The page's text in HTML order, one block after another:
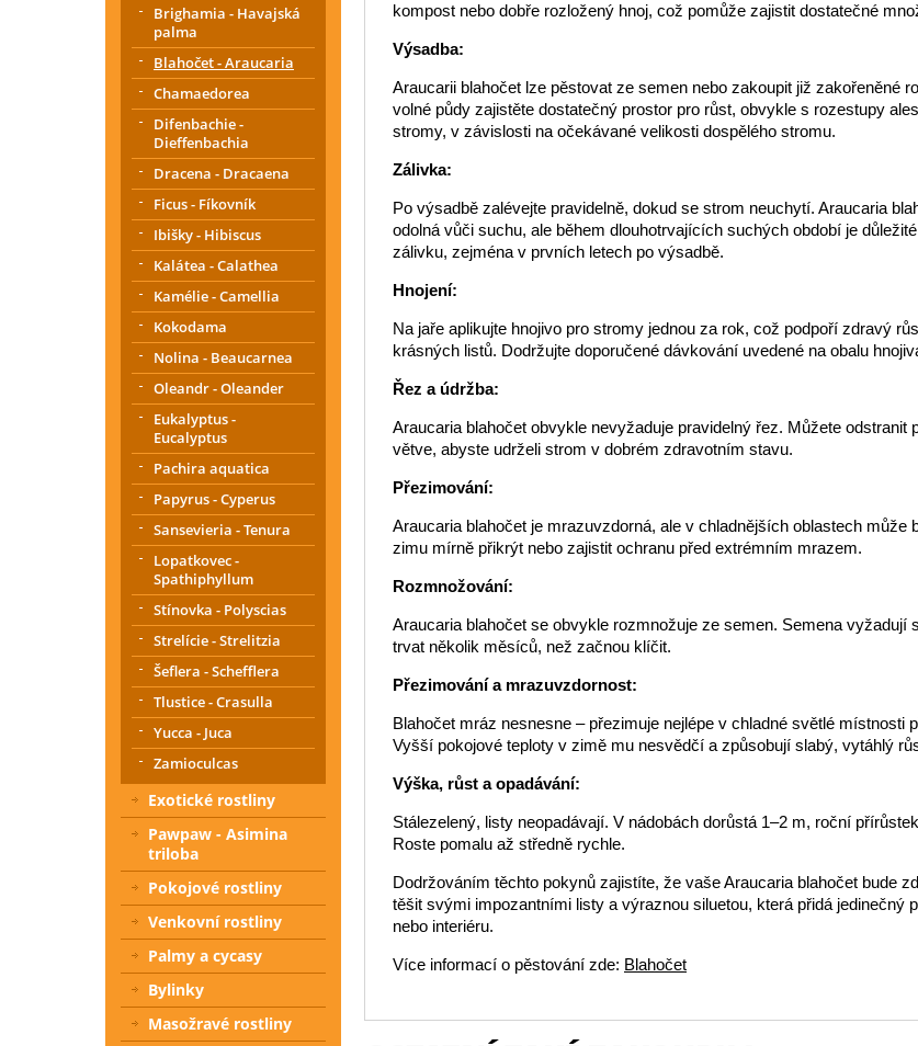
kompost nebo dobře rozložený hnoj, což pomůže zajistit dostatečné
Výsadba:
Araucarii blahočet lze pěstovat ze semen nebo zakoupit již zakořeněné
volné půdy zajistěte dostatečný prostor pro růst, obvykle s rozestupy
stromy, v závislosti na očekávané velikosti dospělého stromu.
Zálivka:
Po výsadbě zalévejte pravidelně, dokud se strom neuchytí. Araucaria
odolná vůči suchu, ale během dlouhotrvajících suchých období je
zálivku, zejména v prvních letech po výsadbě.
Hnojení:
Na jaře aplikujte hnojivo pro stromy jednou za rok, což podpoří zdravý
krásných listů. Dodržujte doporučené dávkování uvedené na obalu
Řez a údržba:
Araucaria blahočet obvykle nevyžaduje pravidelný řez. Můžete odstranit
větve, abyste udrželi strom v dobrém zdravotním stavu.
Přezimování:
Araucaria blahočet je mrazuvzdorná, ale v chladnějších oblastech může
zimu mírně přikrýt nebo zajistit ochranu před extrémním mrazem.
Rozmnožování:
Araucaria blahočet se obvykle rozmnožuje ze semen. Semena vyžadují
trvat několik měsíců, než začnou klíčit.
Přezimování a mrazuvzdornost:
Blahočet mráz nesnesne – přezimuje nejlépe v chladné světlé místnosti
Vyšší pokojové teploty v zimě mu nesvědčí a způsobují slabý, vytáhlý
Výška, růst a opadávání:
Stálezelený, listy neopadávají. V nádobách dorůstá 1–2 m, roční
Roste pomalu až středně rychle.
Dodržováním těchto pokynů zajistíte, že vaše Araucaria blahočet bude
těšit svými impozantními listy a výraznou siluetou, která přidá jedinečný
nebo interiéru.
Více informací o pěstování zde: Blahočet
Brighamia - Havajská
palma
Blahočet - Araucaria
Chamaedorea
Difenbachie -
Dieffenbachia
Dracena - Dracaena
Ficus - Fíkovník
Ibišky - Hibiscus
Kalátea - Calathea
Kamélie - Camellia
Kokodama
Nolina - Beaucarnea
Oleandr - Oleander
Eukalyptus -
Eucalyptus
Pachira aquatica
Papyrus - Cyperus
Sansevieria - Tenura
Lopatkovec -
Spathiphyllum
Stínovka - Polyscias
Strelície - Strelitzia
Šeflera - Schefflera
Tlustice - Crasulla
Yucca - Juca
Zamioculcas
Exotické rostliny
Pawpaw - Asimina
triloba
Pokojové rostliny
Venkovní rostliny
Palmy a cycasy
Bylinky
Masožravé rostliny